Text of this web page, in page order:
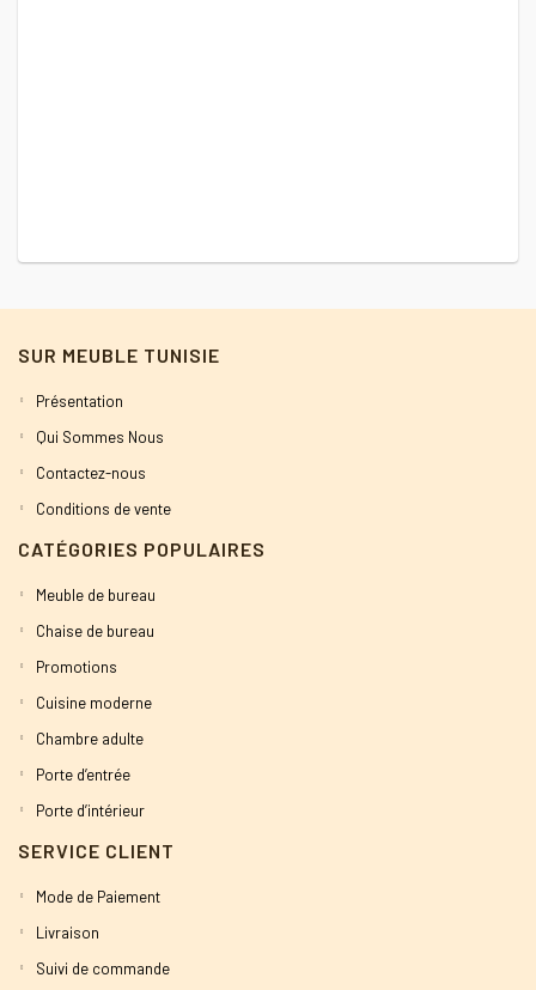
SUR MEUBLE TUNISIE
Présentation
Qui Sommes Nous
Contactez-nous
Conditions de vente
CATÉGORIES POPULAIRES
Meuble de bureau
Chaise de bureau
Promotions
Cuisine moderne
Chambre adulte
Porte d’entrée
Porte d’intérieur
SERVICE CLIENT
Mode de Paiement
Livraison
Suivi de commande